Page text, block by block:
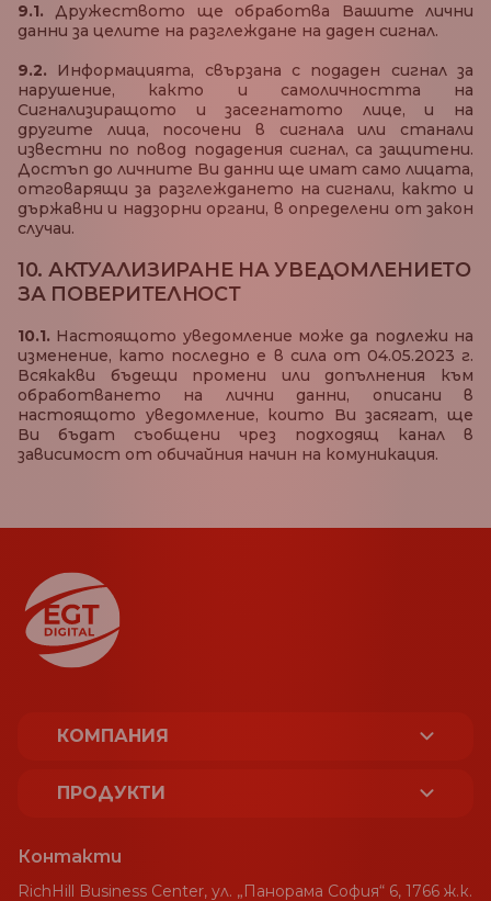
9.1. Дружеството ще обработва Вашите лични
данни за целите на разглеждане на даден сигнал.
9.2. Информацията, свързана с подаден сигнал за
нарушение, както и самоличността на
Сигнализиращото и засегнатото лице, и на
другите лица, посочени в сигнала или станали
известни по повод подадения сигнал, са защитени.
Достъп до личните Ви данни ще имат само лицата,
отговарящи за разглеждането на сигнали, както и
държавни и надзорни органи, в определени от закон
случаи.
10. АКТУАЛИЗИРАНЕ НА УВЕДОМЛЕНИЕТО
ЗА ПОВЕРИТЕЛНОСТ
10.1. Настоящото уведомление може да подлежи на
изменение, като последно е в сила от 04.05.2023 г.
Всякакви бъдещи промени или допълнения към
обработването на лични данни, описани в
настоящото уведомление, които Ви засягат, ще
Ви бъдат съобщени чрез подходящ канал в
зависимост от обичайния начин на комуникация.
КОМПАНИЯ
ЗА НАС
УСТОЙЧИВОСТ
ПРОДУКТИ
ПЛАТФОРМА
Контакти
RichHill Business Center, ул. „Панорама София“ 6, 1766 ж.к.